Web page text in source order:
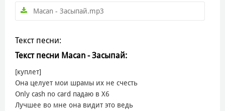
Macan - Засыпай.mp3
Текст песни:
Текст песни Macan - Засыпай:
[куплет]
Она целует мои шрамы их не счесть
Only cash no card падаю в X6
Лучшее во мне она видит это ведь